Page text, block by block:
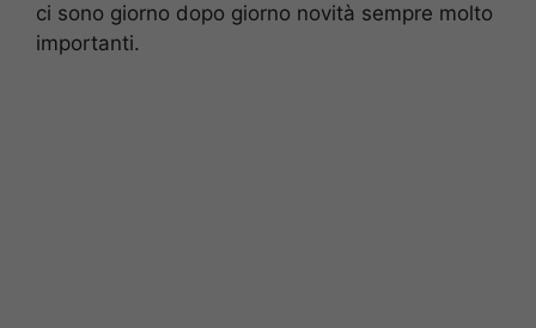
ci sono giorno dopo giorno novità sempre molto
importanti.